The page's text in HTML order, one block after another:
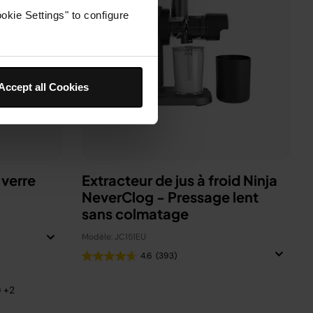
Settings" to configure
all Cookies
+2
Extracteur de jus à froid Ninja
NeverClog - Pressage lent
sans colmatage
Modèle: JC151EU
4.6 (393)